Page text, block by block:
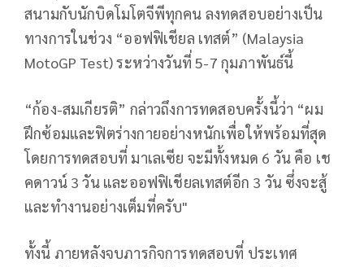
สนามกับนักบิดโมโตจีพีทุกคน ลงทดสอบอย่างเป็น
ทางการในช่วง “ออฟฟิเชียล เทสต์” (Malaysia
MotoGP Test)ระหว่างวันที่ 5-7 กุมภาพันธ์นี้
“ก้อง-สมเกียรติ” กล่าวถึงการทดสอบครั้งนี้ว่า “ผม
ฝึกซ้อมและฟิตร่างกายอย่างหนักเพื่อให้พร้อมที่สุด
โดยการทดสอบที่ มาเลเซีย จะมีทั้งหมด 6 วัน คือ เช
คดาวน์ 3 วัน และออฟฟิเชียลเทสต์อีก 3 วัน ซึ่งจะสู้
และทำงานอย่างเต็มที่ครับ"
ทั้งนี้ ภายหลังจบภารกิจการทดสอบที่ ประเทศ